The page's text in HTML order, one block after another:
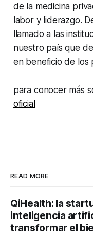
de la medicina
labor y liderazgo.
llamado a las
nuestro país que
en beneficio de los
para conocer más
oficial
READ MORE
QiHealth: la
inteligencia
transformar el